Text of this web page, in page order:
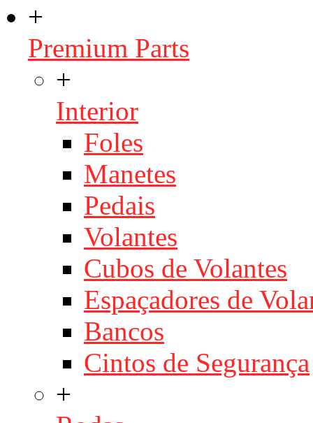
+
Premium Parts
+
Interior
Foles
Manetes
Pedais
Volantes
Cubos de Volantes
Espaçadores de
Bancos
Cintos de Segurança
+